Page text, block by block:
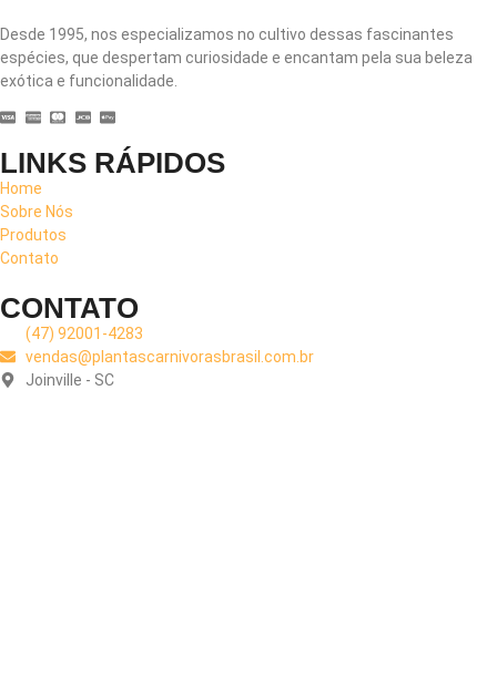
Desde 1995, nos especializamos no cultivo dessas fascinantes
espécies, que despertam curiosidade e encantam pela sua beleza
exótica e funcionalidade.
LINKS RÁPIDOS
Home
Sobre Nós
Produtos
Contato
CONTATO
(47) 92001-4283
vendas@plantascarnivorasbrasil.com.br
Joinville - SC